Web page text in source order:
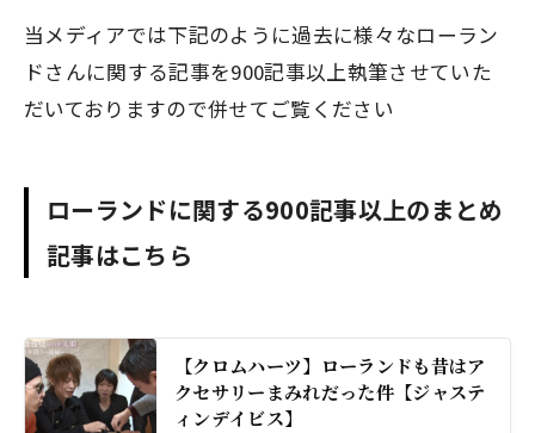
当メディアでは下記のように過去に様々なローラン
ドさんに関する記事を900記事以上執筆させていた
だいておりますので併せてご覧ください
ローランドに関する900記事以上のまとめ
記事はこちら
【クロムハーツ】ローランドも昔はア
クセサリーまみれだった件【ジャステ
ィンデイビス】